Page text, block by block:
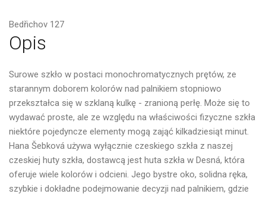
Bedřichov 127
Opis
Surowe szkło w postaci monochromatycznych prętów, ze
starannym doborem kolorów nad palnikiem stopniowo
przekształca się w szklaną kulkę - zranioną perłę. Może się to
wydawać proste, ale ze względu na właściwości fizyczne szkła
niektóre pojedyncze elementy mogą zająć kilkadziesiąt minut.
Hana Šebková używa wyłącznie czeskiego szkła z naszej
czeskiej huty szkła, dostawcą jest huta szkła w Desná, która
oferuje wiele kolorów i odcieni. Jego bystre oko, solidna ręka,
szybkie i dokładne podejmowanie decyzji nad palnikiem, gdzie